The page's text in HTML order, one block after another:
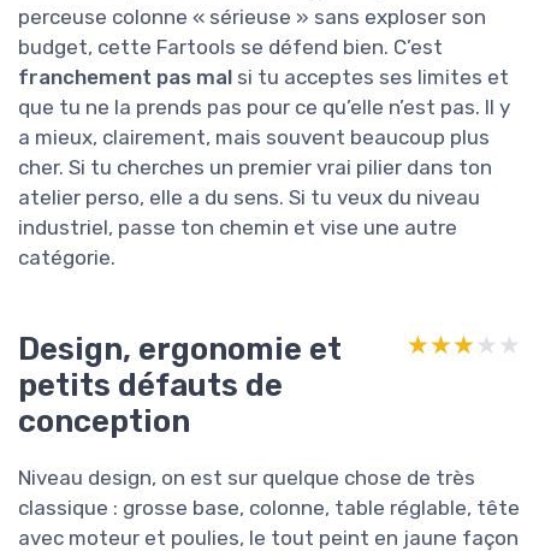
perceuse colonne « sérieuse » sans exploser son
budget, cette Fartools se défend bien. C’est
franchement pas mal si tu acceptes ses limites et
que tu ne la prends pas pour ce qu’elle n’est pas. Il y
a mieux, clairement, mais souvent beaucoup plus
cher. Si tu cherches un premier vrai pilier dans ton
atelier perso, elle a du sens. Si tu veux du niveau
industriel, passe ton chemin et vise une autre
catégorie.
Design, ergonomie et
petits défauts de
conception
★★★★★
★★★★★
Niveau design, on est sur quelque chose de très
classique : grosse base, colonne, table réglable, tête
avec moteur et poulies, le tout peint en jaune façon